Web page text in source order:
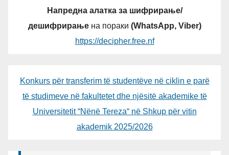
Напредна алатка за шифрирање/
дешифрирањена пораки (WhatsApp, Viber)
https://decipher.free.nf
Konkurs për transferim të studentëve në ciklin e parë
të studimeve në fakultetet dhe njësitë akademike të
Universitetit “Nënë Tereza“ në Shkup për vitin
akademik 2025/2026